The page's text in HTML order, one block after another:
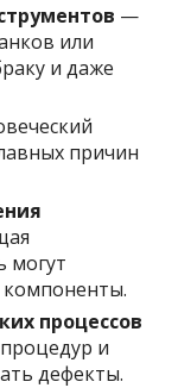
—
или
и даже
причин
могут
компоненты.
процессов
и
дефекты.